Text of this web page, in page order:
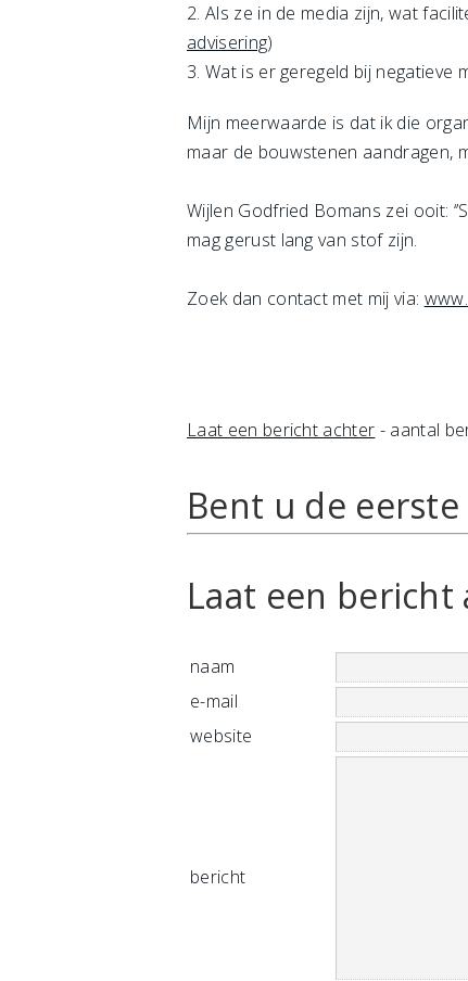
2. Als ze in de media zijn, wat
advisering)
3. Wat is er geregeld bij negatieve
Mijn meerwaarde is dat ik die
maar de bouwstenen aandragen,
Wijlen Godfried Bomans zei ooit:
mag gerust lang van stof zijn.
Zoek dan contact met mij via:
Laat een bericht achter - aantal
Bent u de
Laat een bericht
naam
e-mail
website
bericht